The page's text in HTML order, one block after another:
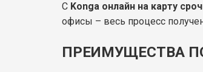
С Konga онлайн на карту
офисы – весь процесс
ПРЕИМУЩЕСТВА